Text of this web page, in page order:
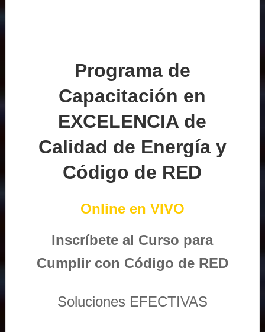
Programa de
Capacitación en
EXCELENCIA de
Calidad de Energía y
Código de RED
Online en VIVO
Inscríbete al Curso para
Cumplir con Código de RED
Soluciones EFECTIVAS